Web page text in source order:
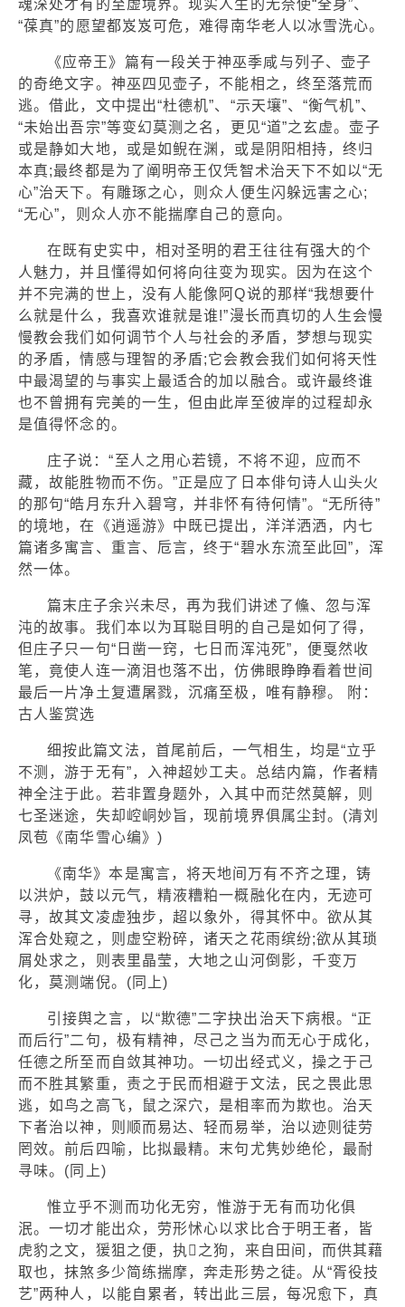
魂深处才有的至虚境界。现实人生的无奈使“全身”、
“葆真”的愿望都岌岌可危，难得南华老人以冰雪洗心。
《应帝王》篇有一段关于神巫季咸与列子、壶子
的奇绝文字。神巫四见壶子，不能相之，终至落荒而
逃。借此，文中提出“杜德机”、“示天壤”、“衡气机”、
“未始出吾宗”等变幻莫测之名，更见“道”之玄虚。壶子
或是静如大地，或是如鲵在渊，或是阴阳相持，终归
本真;最终都是为了阐明帝王仅凭智术治天下不如以“无
心”治天下。有雕琢之心，则众人便生闪躲远害之心;
“无心”，则众人亦不能揣摩自己的意向。
在既有史实中，相对圣明的君王往往有强大的个
人魅力，并且懂得如何将向往变为现实。因为在这个
并不完满的世上，没有人能像阿Q说的那样“我想要什
么就是什么，我喜欢谁就是谁!”漫长而真切的人生会慢
慢教会我们如何调节个人与社会的矛盾，梦想与现实
的矛盾，情感与理智的矛盾;它会教会我们如何将天性
中最渴望的与事实上最适合的加以融合。或许最终谁
也不曾拥有完美的一生，但由此岸至彼岸的过程却永
是值得怀念的。
庄子说：“至人之用心若镜，不将不迎，应而不
藏，故能胜物而不伤。”正是应了日本俳句诗人山头火
的那句“皓月东升入碧穹，并非怀有待何情”。“无所待”
的境地，在《逍遥游》中既已提出，洋洋洒洒，内七
篇诸多寓言、重言、卮言，终于“碧水东流至此回”，浑
然一体。
篇末庄子余兴未尽，再为我们讲述了儵、忽与浑
沌的故事。我们本以为耳聪目明的自己是如何了得，
但庄子只一句“日凿一窍，七日而浑沌死”，便戛然收
笔，竟使人连一滴泪也落不出，仿佛眼睁睁看着世间
最后一片净土复遭屠戮，沉痛至极，唯有静穆。 附：
古人鉴赏选
细按此篇文法，首尾前后，一气相生，均是“立乎
不测，游于无有”，入神超妙工夫。总结内篇，作者精
神全注于此。若非置身题外，入其中而茫然莫解，则
七圣迷途，失却崆峒妙旨，现前境界俱属尘封。(清刘
凤苞《南华雪心编》)
《南华》本是寓言，将天地间万有不齐之理，铸
以洪炉，鼓以元气，精液糟粕一概融化在内，无迹可
寻，故其文凌虚独步，超以象外，得其怀中。欲从其
浑合处窥之，则虚空粉碎，诸天之花雨缤纷;欲从其琐
屑处求之，则表里晶莹，大地之山河倒影，千变万
化，莫测端倪。(同上)
引接舆之言，以“欺德”二字抉出治天下病根。“正
而后行”二句，极有精神，尽己之当为而无心于成化，
任德之所至而自敛其神功。一切出经式义，操之于己
而不胜其繁重，责之于民而相避于文法，民之畏此思
逃，如鸟之高飞，鼠之深穴，是相率而为欺也。治天
下者治以神，则顺而易达、轻而易举，治以迹则徒劳
罔效。前后四喻，比拟最精。末句尤隽妙绝伦，最耐
寻味。(同上)
惟立乎不测而功化无穷，惟游于无有而功化俱
泯。一切才能出众，劳形怵心以求比合于明王者，皆
虎豹之文，猨狙之便，执  之狗，来自田间，而供其藉
取也，抹煞多少简练揣摩，奔走形势之徒。从“胥役技
艺”两种人，以能自累者，转出此三层，每况愈下，真